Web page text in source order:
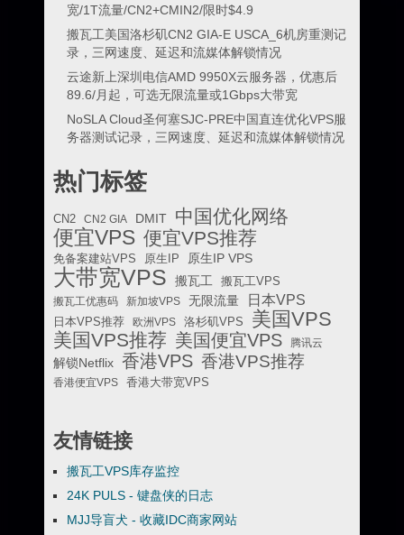
宽/1T流量/CN2+CMIN2/限时$4.9
搬瓦工美国洛杉矶CN2 GIA-E USCA_6机房重测记
录，三网速度、延迟和流媒体解锁情况
云途新上深圳电信AMD 9950X云服务器，优惠后
89.6/月起，可选无限流量或1Gbps大带宽
NoSLA Cloud圣何塞SJC-PRE中国直连优化VPS服
务器测试记录，三网速度、延迟和流媒体解锁情况
热门标签
CN2 CN2 GIA DMIT 中国优化网络
便宜VPS 便宜VPS推荐
免备案建站VPS 原生IP 原生IP VPS
大带宽VPS 搬瓦工
搬瓦工VPS
搬瓦工优惠码
新加坡VPS 无限流量 日本VPS
日本VPS推荐 欧洲VPS 洛杉矶VPS 美国VPS
美国VPS推荐 美国便宜VPS 腾讯云
解锁Netflix 香港VPS 香港VPS推荐
香港便宜VPS 香港大带宽VPS
友情链接
搬瓦工VPS库存监控
24K PULS - 键盘侠的日志
MJJ导盲犬 - 收藏IDC商家网站